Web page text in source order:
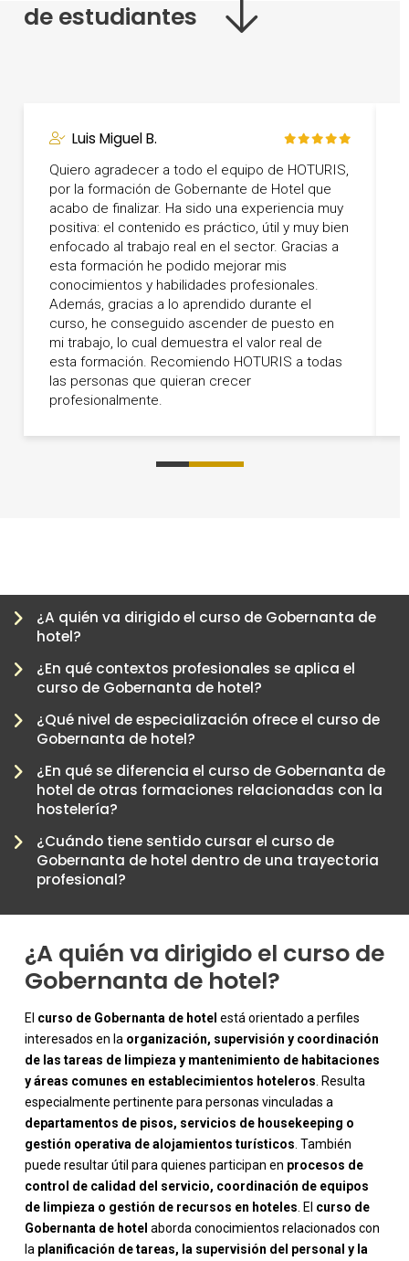
de estudiantes
Luis Miguel B.
Quiero agradecer a todo el equipo de HOTURIS,
por la formación de Gobernante de Hotel que
acabo de finalizar. Ha sido una experiencia muy
positiva: el contenido es práctico, útil y muy bien
enfocado al trabajo real en el sector. Gracias a
esta formación he podido mejorar mis
conocimientos y habilidades profesionales.
Además, gracias a lo aprendido durante el
curso, he conseguido ascender de puesto en
mi trabajo, lo cual demuestra el valor real de
esta formación. Recomiendo HOTURIS a todas
las personas que quieran crecer
profesionalmente.
0 1 2 3 4 5
¿A quién va dirigido el curso de Gobernanta de
hotel?
¿En qué contextos profesionales se aplica el
curso de Gobernanta de hotel?
¿Qué nivel de especialización ofrece el curso de
Gobernanta de hotel?
¿En qué se diferencia el curso de Gobernanta de
hotel de otras formaciones relacionadas con la
hostelería?
¿Cuándo tiene sentido cursar el curso de
Gobernanta de hotel dentro de una trayectoria
profesional?
¿A quién va dirigido el curso de
Gobernanta de hotel?
El curso de Gobernanta de hotel está orientado a perfiles
interesados en la organización, supervisión y coordinación
de las tareas de limpieza y mantenimiento de habitaciones
y áreas comunes en establecimientos hoteleros . Resulta
especialmente pertinente para personas vinculadas a
departamentos de pisos, servicios de housekeeping o
gestión operativa de alojamientos turísticos . También
puede resultar útil para quienes participan en procesos de
control de calidad del servicio, coordinación de equipos
de limpieza o gestión de recursos en hoteles . El curso de
Gobernanta de hotel aborda conocimientos relacionados con
la planificación de tareas, la supervisión del personal y la
-